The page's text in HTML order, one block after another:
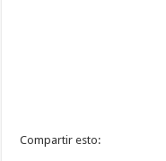
Compartir esto: